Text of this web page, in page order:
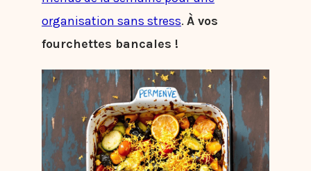
organisation sans stress. À vos
fourchettes bancales !